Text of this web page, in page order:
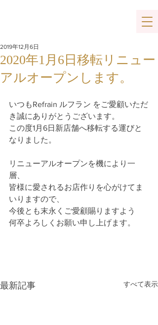
2020年1月6日移転リニュー
アルオープンします。
2019年12月6日
いつもRefrain ルフラン をご愛顧いただ
き誠にありがとうございます。
この度1月6日新店舗へ移転する運びと
なりました。
リニューアルオープンを機により一
層、
皆様に愛されるお店作りを心がけてま
いりますので、
今後とも末永くご愛顧賜りますよう
何卒よろしくお願い申し上げます。
最新記事 すべて表示